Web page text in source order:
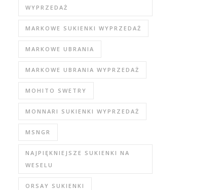
WYPRZEDAŻ
MARKOWE SUKIENKI WYPRZEDAŻ
MARKOWE UBRANIA
MARKOWE UBRANIA WYPRZEDAŻ
MOHITO SWETRY
MONNARI SUKIENKI WYPRZEDAŻ
MSNGR
NAJPIĘKNIEJSZE SUKIENKI NA
WESELU
ORSAY SUKIENKI